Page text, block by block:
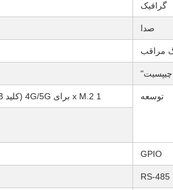
گرافیک
صدا
مراقب
چیپسیت"
توسعه 1 x M.2 برای 4G/5G (کلید B، نوع: 3042/3052) ، 4205U، 5405U، 5205U، 5305U از 5G پشتیبانی نمی کند
GPIO
RS-485